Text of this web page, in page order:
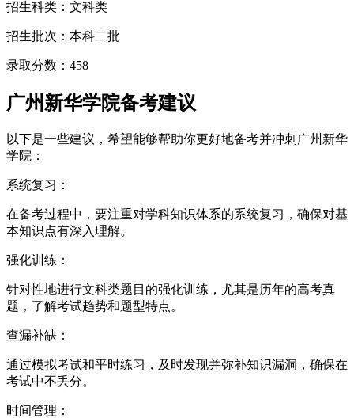
招生科类：文科类
招生批次：本科二批
录取分数：458
广州新华学院备考建议
以下是一些建议，希望能够帮助你更好地备考并冲刺广州新华
学院：
系统复习：
在备考过程中，要注重对学科知识体系的系统复习，确保对基
本知识点有深入理解。
强化训练：
针对性地进行文科类题目的强化训练，尤其是历年的高考真
题，了解考试趋势和题型特点。
查漏补缺：
通过模拟考试和平时练习，及时发现并弥补知识漏洞，确保在
考试中不丢分。
时间管理：